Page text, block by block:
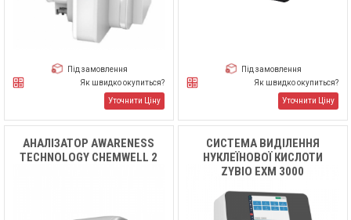
Під замовлення
Як швидко окупиться?
Уточнити Ціну
Під замовлення
Як швидко окупиться?
Уточнити Ціну
АНАЛІЗАТОР AWARENESS
TECHNOLOGY CHEMWELL 2
СИСТЕМА ВИДІЛЕННЯ
НУКЛЕЇНОВОЇ КИСЛОТИ
ZYBIO EXM 3000